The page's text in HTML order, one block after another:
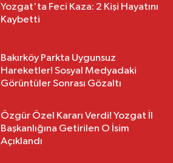
Yozgat'ta Feci Kaza: 2 Kişi Hayatını
Kaybetti
Bakırköy Parkta Uygunsuz
Hareketler! Sosyal Medyadaki
Görüntüler Sonrası Gözaltı
Özgür Özel Kararı Verdi! Yozgat İl
Başkanlığına Getirilen O İsim
Açıklandı